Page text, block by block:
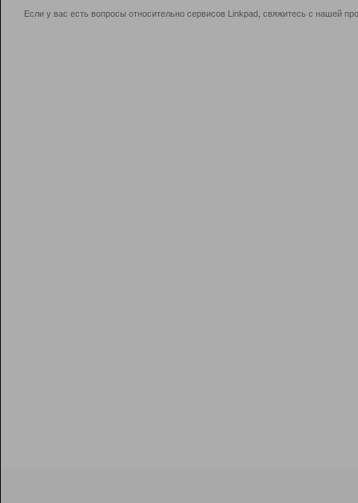
Если у вас есть вопросы относительно сервисов Linkpad, свяжитесь с нашей